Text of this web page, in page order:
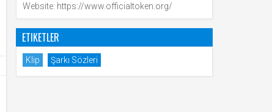
Website: https://www.officialtoken.org/
ETIKETLER
Klip Şarkı Sözleri